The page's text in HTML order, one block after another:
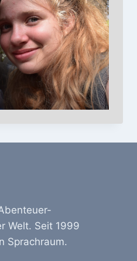
Welt. Seit 1999
Sprachraum.